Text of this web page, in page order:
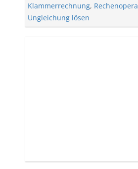
Klammerrechnung,
Ungleichung lösen